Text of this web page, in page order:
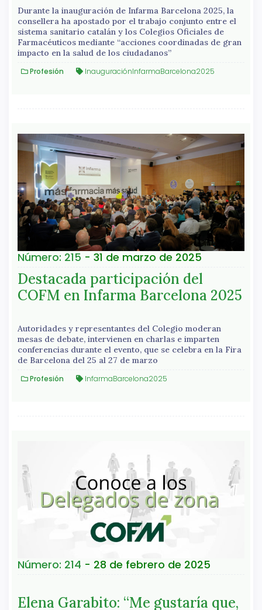
Durante la inauguración de Infarma Barcelona 2025, la
consellera ha apostado por el trabajo conjunto entre el
sistema sanitario catalán y los Colegios Oficiales de
Farmacéuticos mediante “acciones coordinadas de gran
impacto en la salud de los ciudadanos”
Profesión InauguraciónInfarmaBarcelona2025
Número: 215 - 31 de marzo de 2025
Destacada participación del
COFM en Infarma Barcelona 2025
Autoridades y representantes del Colegio moderan
mesas de debate, intervienen en charlas e imparten
conferencias durante el evento, que se celebra en la Fira
de Barcelona del 25 al 27 de marzo
Profesión InfarmaBarcelona2025
Número: 214 - 28 de febrero de 2025
Elena Garabito: “Me gustaría que,